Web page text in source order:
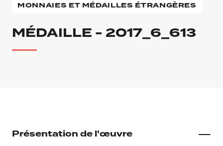
MONNAIES ET MÉDAILLES ÉTRANGÈRES
MÉDAILLE - 2017_6_613
Présentation de l'œuvre